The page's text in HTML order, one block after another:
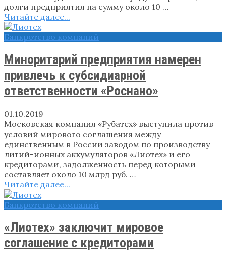
долги предприятия на сумму около 10 …
Читайте далее...
Банкротство компаний
Миноритарий предприятия намерен
привлечь к субсидиарной
ответственности «Роснано»
01.10.2019
Московская компания «Рубатех» выступила против
условий мирового соглашения между
единственным в России заводом по производству
литий-ионных аккумуляторов «Лиотех» и его
кредиторами, задолженность перед которыми
составляет около 10 млрд руб. …
Читайте далее...
Банкротство компаний
«Лиотех» заключит мировое
соглашение с кредиторами